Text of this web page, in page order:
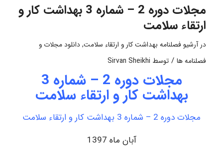
مجلات دوره 2 – شماره 3 بهداشت کار و
ارتقاء سلامت
درآرشیو فصلنامه بهداشت کار و ارتقاء سلامت,دانلود مجلات و
فصلنامه ها / توسط Sirvan Sheikhi
مجلات دوره 2 – شماره 3
بهداشت کار و ارتقاء سلامت
مجلات دوره 2 – شماره 3 بهداشت کار و ارتقاء سلامت
آبان ماه 1397